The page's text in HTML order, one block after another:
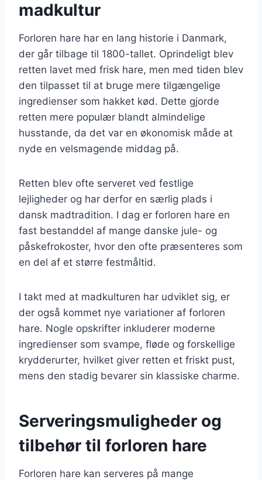
madkultur
Forloren hare har en lang historie i Danmark,
der går tilbage til 1800-tallet. Oprindeligt blev
retten lavet med frisk hare, men med tiden blev
den tilpasset til at bruge mere tilgængelige
ingredienser som hakket kød. Dette gjorde
retten mere populær blandt almindelige
husstande, da det var en økonomisk måde at
nyde en velsmagende middag på.
Retten blev ofte serveret ved festlige
lejligheder og har derfor en særlig plads i
dansk madtradition. I dag er forloren hare en
fast bestanddel af mange danske jule- og
påskefrokoster, hvor den ofte præsenteres som
en del af et større festmåltid.
I takt med at madkulturen har udviklet sig, er
der også kommet nye variationer af forloren
hare. Nogle opskrifter inkluderer moderne
ingredienser som svampe, fløde og forskellige
krydderurter, hvilket giver retten et friskt pust,
mens den stadig bevarer sin klassiske charme.
Serveringsmuligheder og
tilbehør til forloren hare
Forloren hare kan serveres på mange